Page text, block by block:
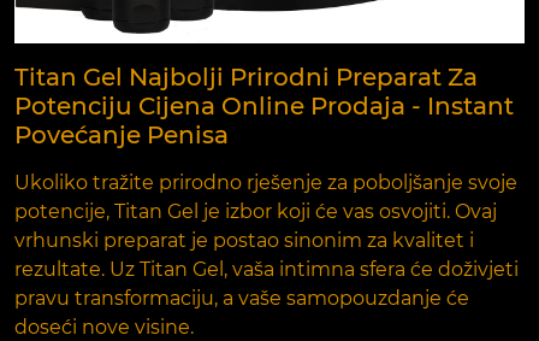
Titan Gel Najbolji Prirodni Preparat Za
Potenciju Cijena Online Prodaja - Instant
Povećanje Penisa
Ukoliko tražite prirodno rješenje za poboljšanje svoje
potencije, Titan Gel je izbor koji će vas osvojiti. Ovaj
vrhunski preparat je postao sinonim za kvalitet i
rezultate. Uz Titan Gel, vaša intimna sfera će doživjeti
pravu transformaciju, a vaše samopouzdanje će
doseći nove visine.